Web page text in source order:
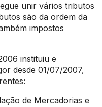
unir vários tributos
são da ordem da
impostos
instituiu e
desde 01/07/2007,
de Mercadorias e